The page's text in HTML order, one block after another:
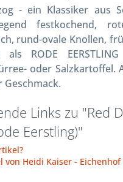
- ein Klassiker aus
festkochend,
rund-ovale Knollen,
RODE
oder Salzkartoffel.
Links zu "Red
Eerstling)"
von Heidi Kaiser - Eichenhof